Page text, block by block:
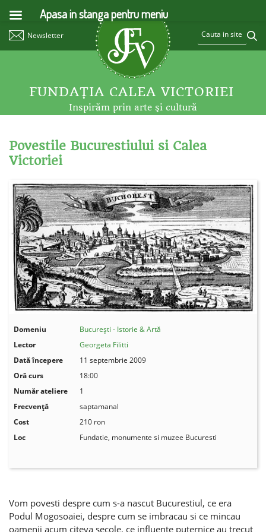
Newsletter
FUNDAŢIA CALEA VICTORIEI
Inspirăm prin arte şi cultură
Povestile Bucurestiului si Calea
Victoriei
Domeniu
București - Istorie & Artă
Lector
Georgeta Filitti
Dată începere
11 septembrie 2009
Oră curs
18:00
Număr ateliere
1
Frecvenţă
saptamanal
Cost
210 ron
Loc
Fundatie, monumente si muzee Bucuresti
Vom povesti despre cum s-a nascut Bucurestiul, ce era
Podul Mogosoaiei, despre cum se imbracau si ce mincau
oamenii acum citeva secole, ce influente puternice au trecut
Apasa in stanga pentru meniu